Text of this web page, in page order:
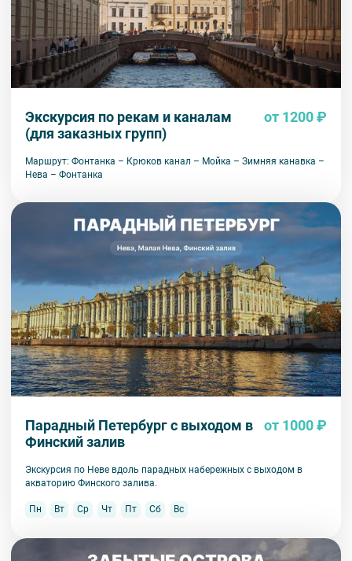
Экскурсия по рекам и каналам
(для заказных групп)
от 1200 ₽
Маршрут: Фонтанка – Крюков канал – Мойка – Зимняя канавка –
Нева – Фонтанка
Парадный Петербург с выходом в
Финский залив
от 1000 ₽
Экскурсия по Неве вдоль парадных набережных с выходом в
акваторию Финского залива.
Пн Вт Ср Чт Пт Сб Вс